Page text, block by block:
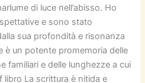
di luce nell’abisso. Ho
e sono stato
sua profondità e risonanza
è un potente promemoria delle
familiari e delle lunghezze a cui
libro La scrittura è nitida e